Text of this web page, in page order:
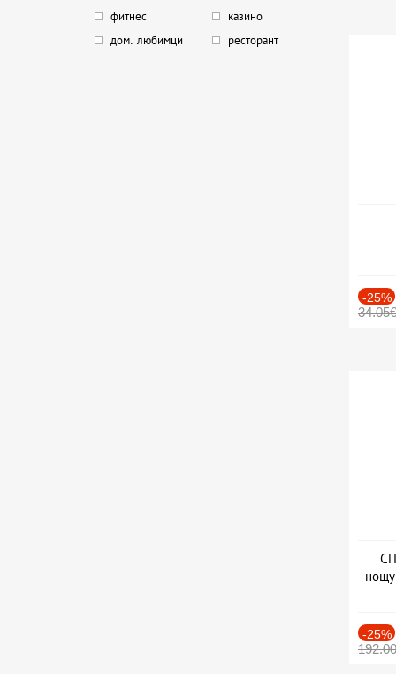
фитнес
казино
дом. любимци
ресторант
-25%
34.05€
-25%